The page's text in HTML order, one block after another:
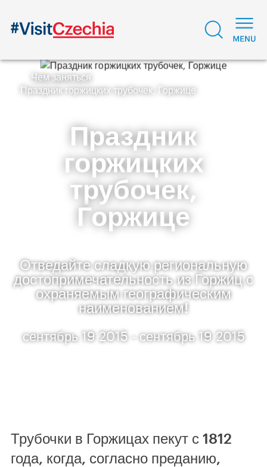
Чем заняться
Праздник горжицких трубочек, Горжице
Праздник
горжицких
трубочек,
Горжице
Отведайте сладкую региональную
достопримечательность из Горжиц с
охраняемым географическим
наименованием!
сентябрь 19 2015 - сентябрь 19 2015
Трубочки в Горжицах пекут с 1812
года, когда, согласно преданию,